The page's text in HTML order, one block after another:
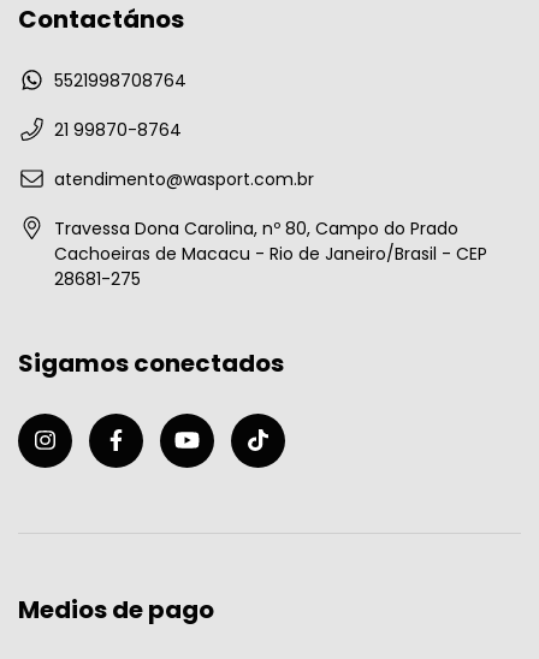
Contactános
5521998708764
21 99870-8764
atendimento@wasport.com.br
Travessa Dona Carolina, nº 80, Campo do Prado
Cachoeiras de Macacu - Rio de Janeiro/Brasil - CEP
28681-275
Sigamos conectados
Medios de pago